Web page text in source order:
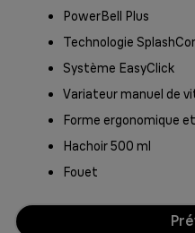
PowerBell Plus
Technologie
Système EasyClick
Variateur manuel de
Forme ergonomique
Hachoir 500 ml
Fouet